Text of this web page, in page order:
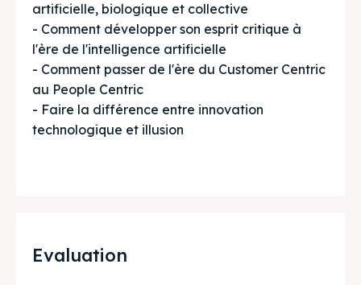
artificielle, biologique et collective
- Comment développer son esprit critique à
l'ère de l'intelligence artificielle
- Comment passer de l'ère du Customer Centric
au People Centric
- Faire la différence entre innovation
technologique et illusion
Evaluation